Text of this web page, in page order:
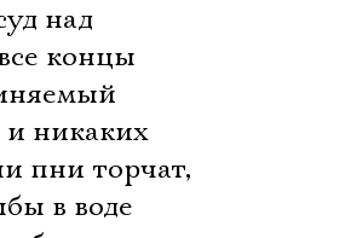
над
концы
и никаких
пни торчат,
в воде